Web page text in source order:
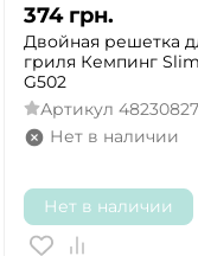
374 грн.
Двойная решетка
гриля Кемпинг Slim
G502
Артикул
Нет в наличии
Нет в наличии